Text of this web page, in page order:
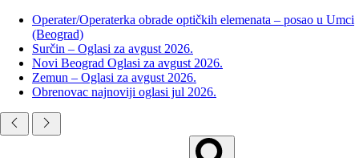
Operater/Operaterka obrade optičkih elemenata – posao u Umci
(Beograd)
Surčin – Oglasi za avgust 2026.
Novi Beograd Oglasi za avgust 2026.
Zemun – Oglasi za avgust 2026.
Obrenovac najnoviji oglasi jul 2026.